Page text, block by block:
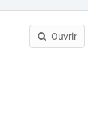
Ouvrir